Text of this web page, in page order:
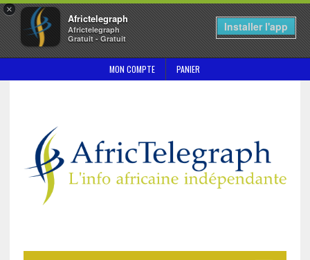
×
Africtelegraph
Africtelegraph
Gratuit - Gratuit
Installer l'app
MON COMPTE PANIER